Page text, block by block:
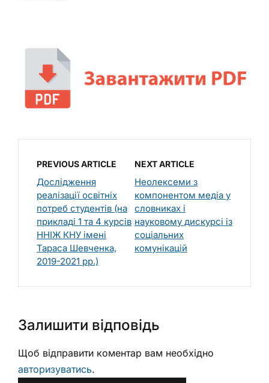
PREVIOUS ARTICLE
Дослідження
реалізації освітніх
потреб студентів (на
прикладі 1 та 4 курсів
ННІЖ КНУ імені
Тараса Шевченка,
2019-2021 рр.)
NEXT ARTICLE
Неолексеми з
компонентом медіа у
словниках і
науковому дискурсі із
соціальних
комунікацій
Залишити відповідь
Щоб відправити коментар вам необхідно
авторизуватись.